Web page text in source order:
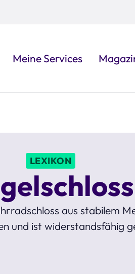
Meine Services
LEXIKON
aus stabilem
und ist widerstandsfähig